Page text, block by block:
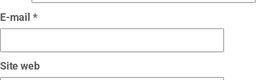
E-mail *
Site web